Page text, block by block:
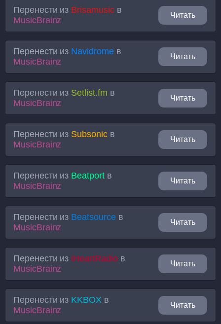
Перенести из Brisamusicв
MusicBrainz
Читать
Перенести из Navidromeв
MusicBrainz
Читать
Перенести из Setlist.fm в
MusicBrainz
Читать
Перенести из Subsonicв
MusicBrainz
Читать
Перенести из Beatportв
MusicBrainz
Читать
Перенести из Beatsourceв
MusicBrainz
Читать
Перенести из iHeartRadioв
MusicBrainz
Читать
Перенести из KKBOX в
MusicBrainz
Читать